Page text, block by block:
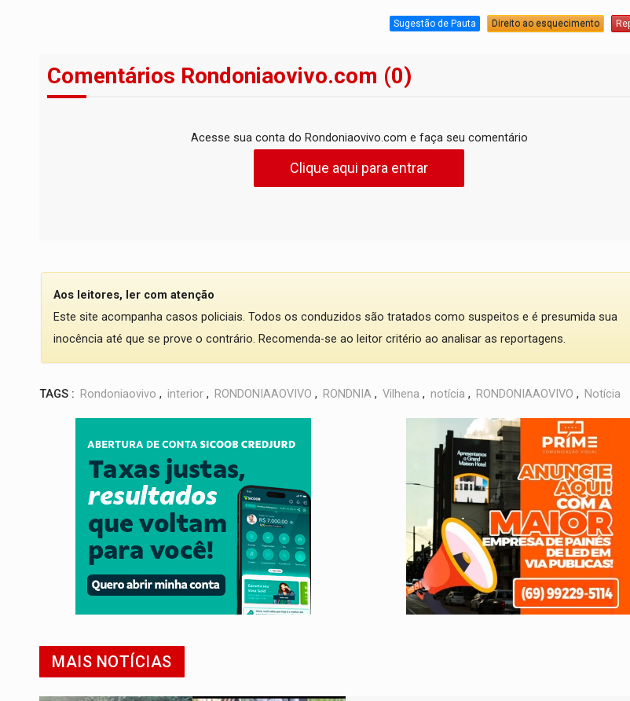
Sugestão de Pauta Direito ao esquecimento
Comentários Rondoniaovivo.com (0)
Acesse sua conta do Rondoniaovivo.com e faça seu comentário
Clique aqui para entrar
Aos leitores, ler com atenção
Este site acompanha casos policiais. Todos os conduzidos são tratados como suspeitos e é presumida sua
inocência até que se prove o contrário. Recomenda-se ao leitor critério ao analisar as reportagens.
TAGS : Rondoniaovivo , interior , RONDONIAAOVIVO , RONDNIA , Vilhena , notícia , RONDONIAAOVIVO , Notícia
MAIS NOTÍCIAS